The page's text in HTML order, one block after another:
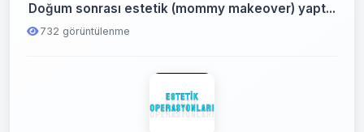
Doğum sonrası estetik (mommy makeover) yapt...
732 görüntülenme